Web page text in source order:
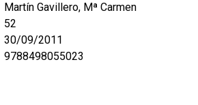
Martín Gavillero, Mª Carmen
52
30/09/2011
9788498055023